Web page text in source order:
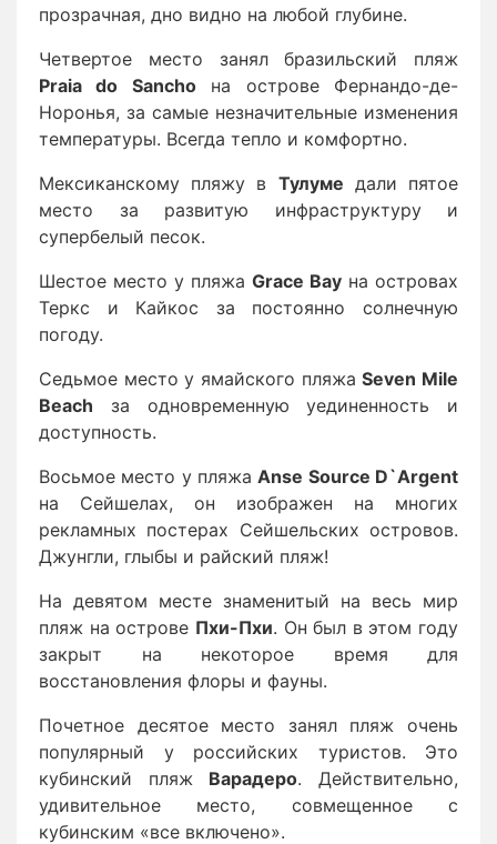
прозрачная, дно видно на любой глубине.
Четвертое место занял бразильский пляж
Praia do Sanchoна острове Фернандо-де-
Норонья, за самые незначительные изменения
температуры. Всегда тепло и комфортно.
Мексиканскому пляжу в Тулуме дали пятое
место за развитую инфраструктуру и
супербелый песок.
Шестое место у пляжа Grace Bay на островах
Теркс и Кайкос за постоянно солнечную
погоду.
Седьмое место у ямайского пляжаSeven Mile
Beach за одновременную уединенность и
доступность.
Восьмое место у пляжа Anse Source D`Argent
на Сейшелах, он изображен на многих
рекламных постерах Сейшельских островов.
Джунгли, глыбы и райский пляж!
На девятом месте знаменитый на весь мир
пляж на острове Пхи-Пхи. Он был в этом году
закрыт на некоторое время для
восстановления флоры и фауны.
Почетное десятое место занял пляж очень
популярный у российских туристов. Это
кубинский пляж Варадеро. Действительно,
удивительное место, совмещенное с
кубинским «все включено».